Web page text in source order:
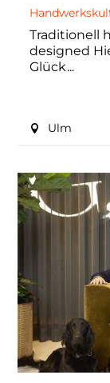
Traditionell
designed
Glück
Ulm